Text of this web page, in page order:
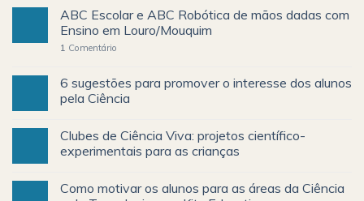
ABC Escolar e ABC Robótica de mãos dadas com
Ensino em Louro/Mouquim
1 Comentário
6 sugestões para promover o interesse dos alunos
pela Ciência
Clubes de Ciência Viva: projetos científico-
experimentais para as crianças
Como motivar os alunos para as áreas da Ciência